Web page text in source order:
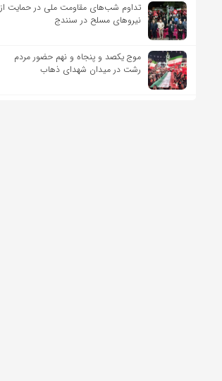
تداوم شب‌های مقاومت ملی در حمایت از
نیروهای مسلح در سنندج
موج یکصد و پنجاه و نهم حضور مردم
رشت در میدان شهدای ذهاب